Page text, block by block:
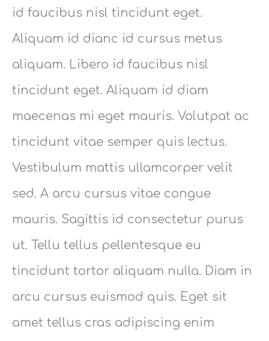
id faucibus nisl tincidunt eget.
Aliquam id dianc id cursus metus
aliquam. Libero id faucibus nisl
tincidunt eget. Aliquam id diam
maecenas mi eget mauris. Volutpat ac
tincidunt vitae semper quis lectus.
Vestibulum mattis ullamcorper velit
sed. A arcu cursus vitae congue
mauris. Sagittis id consectetur purus
ut. Tellu tellus pellentesque eu
tincidunt tortor aliquam nulla. Diam in
arcu cursus euismod quis. Eget sit
amet tellus cras adipiscing enim